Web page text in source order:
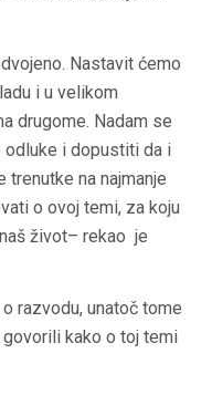
Nastavit ćemo
i u velikom
drugome. Nadam se
i dopustiti da i
na najmanje
o ovoj temi, za koju
život– rekao je
razvodu, unatoč tome
kako o toj temi